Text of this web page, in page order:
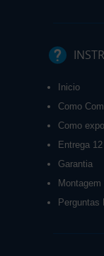
Inicio
Como
Como
Entrega
Garantia
Perguntas